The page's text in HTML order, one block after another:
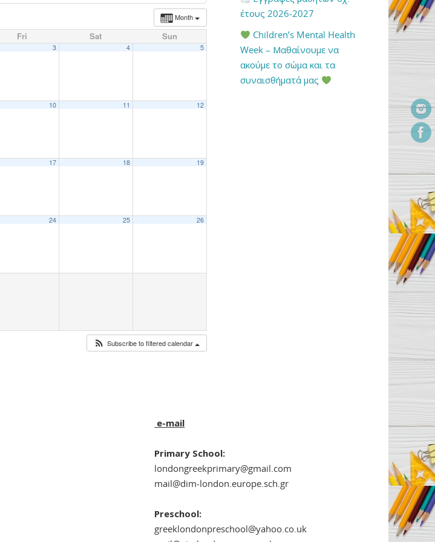
Month
Fri Sat Sun
3 4 5
10 11 12
17 18 19
24 25 26
Subscribe to filtered calendar
έτους 2026-2027
Children’s Mental Health
Week – Μαθαίνουμε να
ακούμε το σώμα και τα
συναισθήματά μας
e-mail
Primary School:
londongreekprimary@gmail.com
mail@dim-london.europe.sch.gr
Preschool:
greeklondonpreschool@yahoo.co.uk